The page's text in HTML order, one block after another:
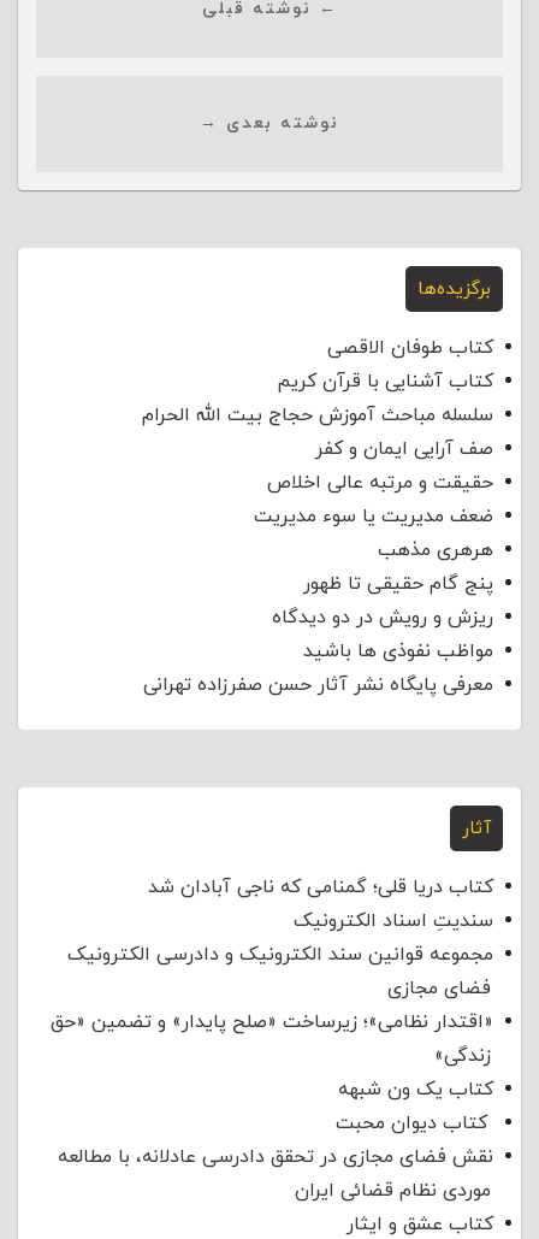
← نوشته قبلی
نوشته بعدی →
برگزیده‌ها
کتاب طوفان الاقصی
کتاب آشنایی با قرآن کریم
سلسله مباحث آموزش حجاج بیت الله الحرام
صف آرایی ایمان و کفر
حقیقت و مرتبه عالی اخلاص
ضعف مدیریت یا سوء مدیریت
هرهری مذهب
پنج گام حقیقی تا ظهور
ریزش و رویش در دو دیدگاه
مواظب نفوذی‌ ها باشید
معرفی پایگاه نشر آثار حسن صفرزاده تهرانی
آثار
کتاب دریا قلی؛ گمنامی که ناجی آبادان شد
سندیتِ اسناد الکترونیک
مجموعه قوانین سند الکترونیک و دادرسی الکترونیک
فضای مجازی
«اقتدار نظامی»؛ زیرساخت «صلح پایدار» و تضمین «حق
زندگی»
کتاب یک ون شبهه
کتاب دیوان محبت
نقش فضای مجازی در تحقق دادرسی عادلانه، با مطالعه
موردی نظام قضائی ایران
کتاب عشق و ایثار